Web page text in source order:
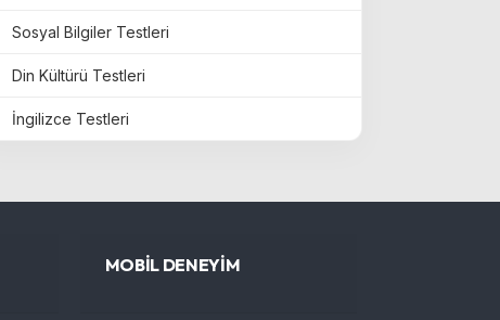
Sosyal Bilgiler Testleri
Din Kültürü Testleri
İngilizce Testleri
MOBİL DENEYİM